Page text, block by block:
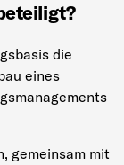
die
eines
gemeinsam mit